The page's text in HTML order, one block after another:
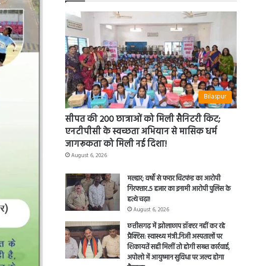
Bilaspur
सीपत की 200 छात्राओं को मिली सैनिटरी किट;
एनटीपीसी के स्वच्छता अभियान से मासिक धर्म
जागरूकता को मिली नई दिशा!
August 6, 2026
मल्हार; वर्षों से फरार चिटफंड का आरोपी
गिरफ्तार..5 हजार का इनामी आरोपी पुलिस के
हत्थे चढ़ा!
August 6, 2026
छत्तीसगढ़ में झोलाछाप डॉक्टर नहीं कर रहे
प्रैक्टिस: स्वास्थ्य मंत्री..निजी अस्पतालों पर
शिकायतें सही मिलीं तो होगी सख्त कार्रवाई,
अपोलो में आयुष्मान सुविधा पर जल्द होगा